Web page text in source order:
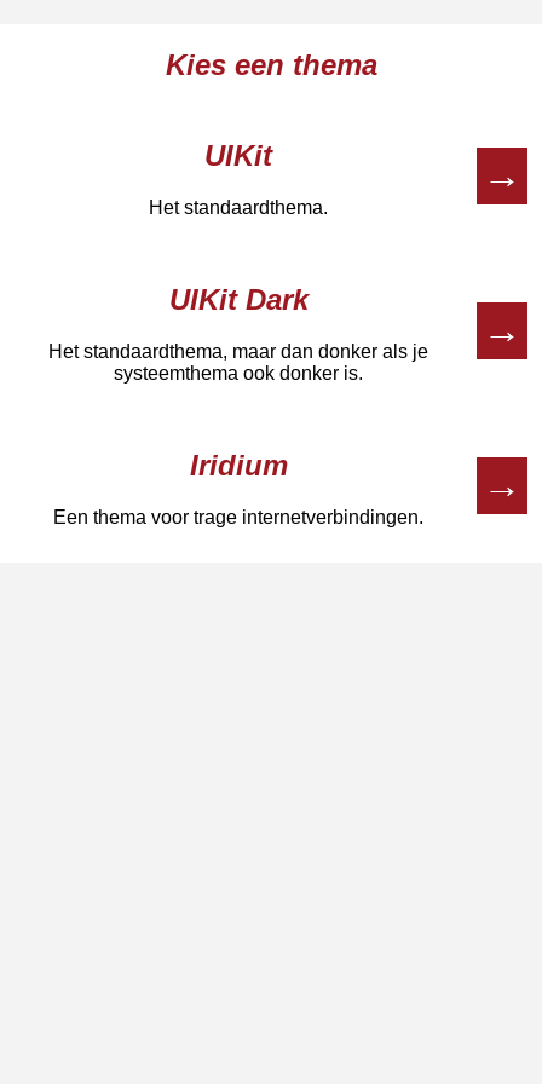
Kies een thema
UIKit
Het standaardthema.
→
UIKit Dark
Het standaardthema, maar dan donker als je
systeemthema ook donker is.
→
Iridium
Een thema voor trage internetverbindingen.
→